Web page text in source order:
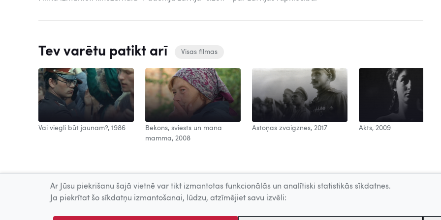
Tev varētu patikt arī Visas filmas
Vai viegli būt jaunam?, 1986
Bekons, sviests un mana
mamma, 2008
Astoņas zvaigznes, 2017 Akts, 2009
Ar Jūsu piekrišanu šajā vietnē var tikt izmantotas funkcionālās un analītiski statistikās sīkdatnes.
Ja piekrītat šo sīkdatņu izmantošanai, lūdzu, atzīmējiet savu izvēli: